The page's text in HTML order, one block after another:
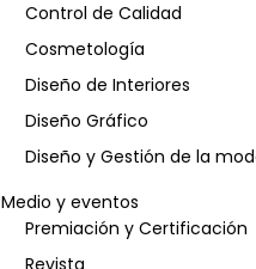
Control de Calidad
Cosmetología
Diseño de Interiores
Diseño Gráfico
Diseño y Gestión de la
Entrenador Personal y
Gastronomía
Gestor de Crédito y
Medio y eventos
Premiación y Certificación
Revista